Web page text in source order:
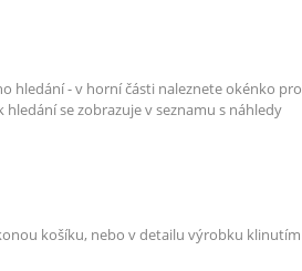
hledání - v horní části naleznete okénko pro
se zobrazuje v seznamu s náhledy
košíku, nebo v detailu výrobku klinutím